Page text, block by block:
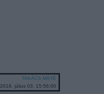
TAKÁCS MÁTÉ
2018. július 03. 15:56:00